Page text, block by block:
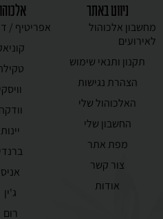
אפריטיף /
וויסקי
וודקה
יינות
ברנדי
אניס
ג'ין
רום
ניווט באתר
מחשבון אלכוהול
לאירועים
תקנון ותנאי שימוש
הצהרת נגישות
האלכוהול שלי
החשבון שלי
מפת אתר
צור קשר
אודות